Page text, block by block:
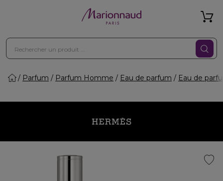
Parfum Parfum Homme Eau de parfum Eau de